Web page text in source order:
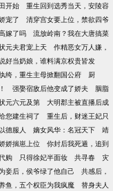
开始
重生回到选秀当天，安陵容
宠了
清穿宫女要上位，禁欲四爷
嫁了吗
流放岭南？我在大唐搞菜
元夫君宠上天
作精恶女万人嫌，
好当奶娘，谁料满京权贵皆发
绔，重生主母掀翻国公府
厨
强娶宿敌后他变成了娇夫
胭脂
元六元及第
大明郡主被直播后成
您建生祠了
重生后，财迷王妃只
德服人 嫡女风华：名冠天下
靖
娇揣崽上位
你封后我死遁，追到
购 只得徐妃半面妆 共寻春
灾
妾后，侯爷绿了他自己
共感后，
鱼，五个权臣为我疯魔 替身夫人